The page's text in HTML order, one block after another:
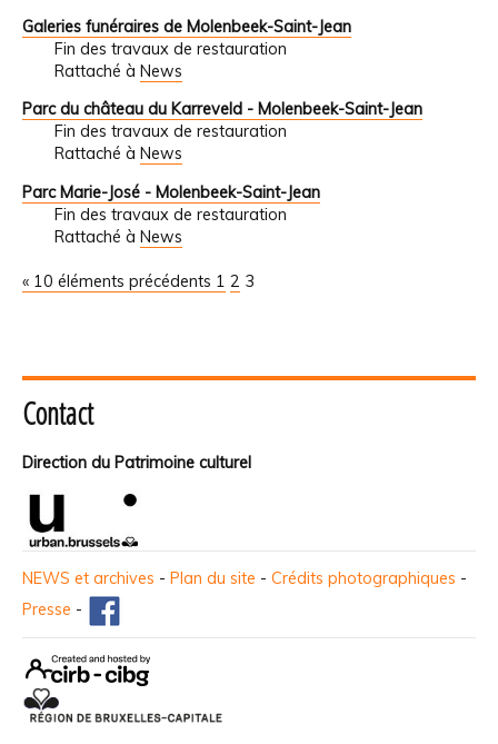
Galeries funéraires de Molenbeek-Saint-Jean
Fin des travaux de restauration
Rattaché à News
Parc du château du Karreveld - Molenbeek-Saint-Jean
Fin des travaux de restauration
Rattaché à News
Parc Marie-José - Molenbeek-Saint-Jean
Fin des travaux de restauration
Rattaché à News
« 10 éléments précédents 1 2 3
Contact
Direction du Patrimoine culturel
NEWS et archives - Plan du site - Crédits photographiques -
Presse -